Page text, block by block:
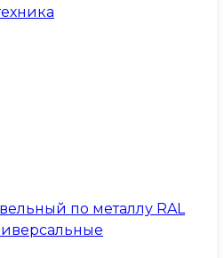
по металлу RAL